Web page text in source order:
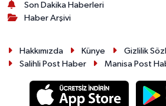
Son Dakika Haberleri
Haber Arşivi
Hakkımızda Künye Gizlilik
Salihli Post Haber
Manisa Post